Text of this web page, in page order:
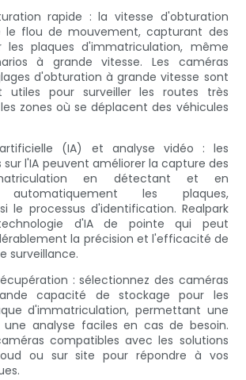
rapide : la vitesse d'obturation
le flou de mouvement, capturant des
les plaques d'immatriculation, même
à grande vitesse. Les caméras
d'obturation à grande vitesse sont
utiles pour surveiller les routes très
zones où se déplacent des véhicules
(IA) et analyse vidéo : les
l'IA peuvent améliorer la capture des
en détectant et en
automatiquement les plaques,
le processus d'identification. Realpark
d'IA de pointe qui peut
la précision et l'efficacité de
surveillance.
: sélectionnez des caméras
capacité de stockage pour les
d'immatriculation, permettant une
analyse faciles en cas de besoin.
compatibles avec les solutions
ou sur site pour répondre à vos